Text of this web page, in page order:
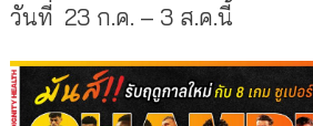
วันที่ 23 ก.ค. – 3 ส.ค.นี้